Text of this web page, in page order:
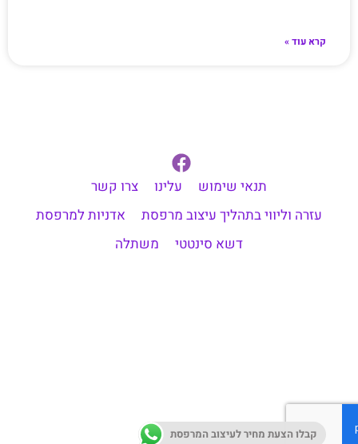
קרא עוד »
תנאי שימוש עלינו
צרו קשר
עזרה וליווי בתהליך עיצוב מרפסת
אדניות למרפסת
דשא סינטטי
משתלה
קבלו הצעת מחיר לעיצוב המרפסת